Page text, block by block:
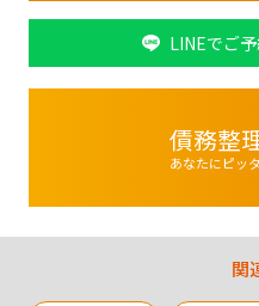
LINEでご予
債務整
あなたにピッ
関